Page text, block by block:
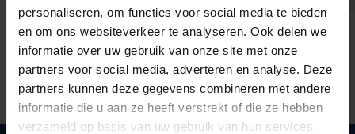
personaliseren, om functies voor social media te bieden
en om ons websiteverkeer te analyseren. Ook delen we
informatie over uw gebruik van onze site met onze
partners voor social media, adverteren en analyse. Deze
partners kunnen deze gegevens combineren met andere
informatie die u aan ze heeft verstrekt of die ze hebben
verzameld op basis van uw gebruik van hun services.